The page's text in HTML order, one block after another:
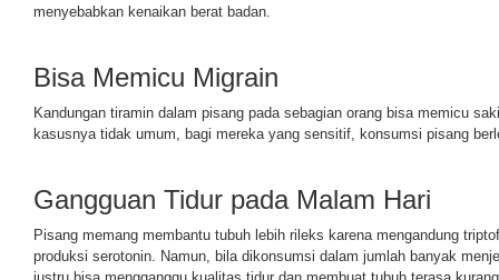
menyebabkan kenaikan berat badan.
Bisa Memicu Migrain
Kandungan tiramin dalam pisang pada sebagian orang bisa memicu
kasusnya tidak umum, bagi mereka yang sensitif, konsumsi pisang
Gangguan Tidur pada Malam Hari
Pisang memang membantu tubuh lebih rileks karena mengandung
produksi serotonin. Namun, bila dikonsumsi dalam jumlah banyak